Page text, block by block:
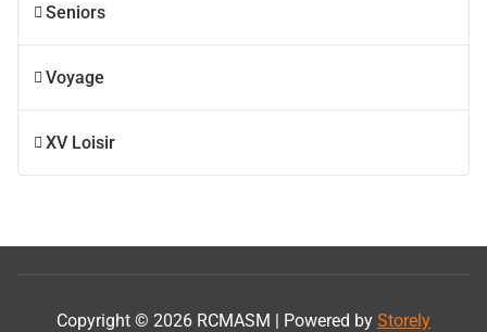
Seniors
Voyage
XV Loisir
Copyright © 2026 RCMASM | Powered by Storely